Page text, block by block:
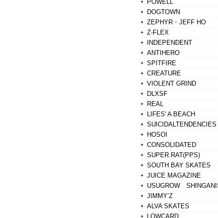
POWELL
DOGTOWN
ZEPHYR・JEFF HO
Z-FLEX
INDEPENDENT
ANTIHERO
SPITFIRE
CREATURE
VIOLENT GRIND
DLXSF
REAL
LIFES' A BEACH
SUICIDALTENDENCIES
HOSOI
CONSOLIDATED
SUPER.RAT(PPS)
SOUTH BAY SKATES
JUICE MAGAZINE
USUGROW
JIMMY’Z
ALVA SKATES
LOWCARD